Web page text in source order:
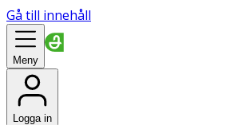
Gå till innehåll
Meny
Logga in